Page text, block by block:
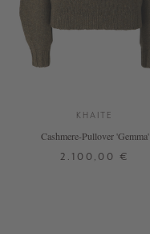
KHAITE
Cashmere-Pullover 'Gemma'
2.100,00 €